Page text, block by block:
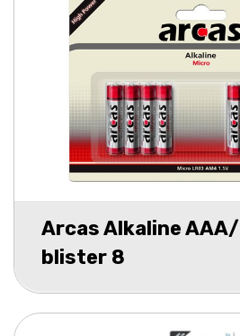
Arcas Alkaline
blister 8